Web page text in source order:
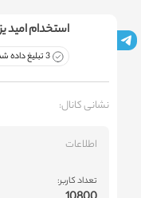
استخدام امید
3 تبلیغ داده شده
نشانی کانال:
اطلاعات
تعداد کاربر: